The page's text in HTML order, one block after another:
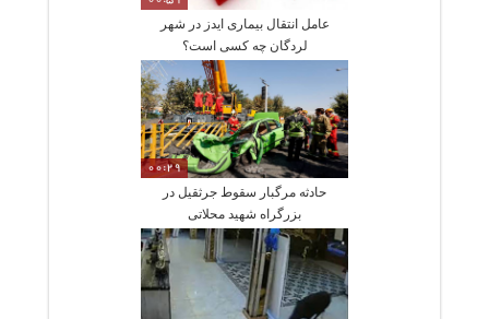
عامل انتقال بیماری ایدز در شهر
لردگان چه کسی است؟
00:29
حادثه مرگبار سقوط جرثقیل در
بزرگراه شهید محلاتی